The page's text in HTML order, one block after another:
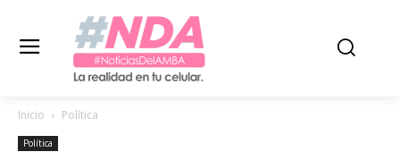
Inicio Política
Política